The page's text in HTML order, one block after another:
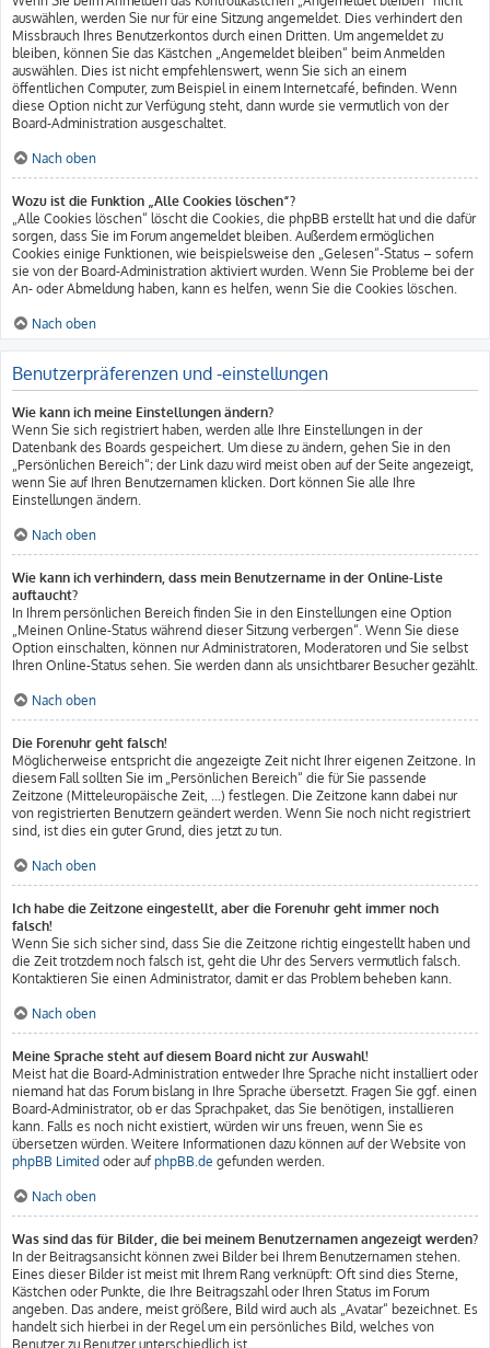
auswählen, werden Sie nur für eine Sitzung angemeldet. Dies verhindert den
Missbrauch Ihres Benutzerkontos durch einen Dritten. Um angemeldet zu
bleiben, können Sie das Kästchen „Angemeldet bleiben“ beim Anmelden
auswählen. Dies ist nicht empfehlenswert, wenn Sie sich an einem
öffentlichen Computer, zum Beispiel in einem Internetcafé, befinden. Wenn
diese Option nicht zur Verfügung steht, dann wurde sie vermutlich von der
Board-Administration ausgeschaltet.
Nach oben
Wozu ist die Funktion „Alle Cookies löschen“?
„Alle Cookies löschen“ löscht die Cookies, die phpBB erstellt hat und die dafür
sorgen, dass Sie im Forum angemeldet bleiben. Außerdem ermöglichen
Cookies einige Funktionen, wie beispielsweise den „Gelesen“-Status – sofern
sie von der Board-Administration aktiviert wurden. Wenn Sie Probleme bei der
An- oder Abmeldung haben, kann es helfen, wenn Sie die Cookies löschen.
Nach oben
Benutzerpräferenzen und -einstellungen
Wie kann ich meine Einstellungen ändern?
Wenn Sie sich registriert haben, werden alle Ihre Einstellungen in der
Datenbank des Boards gespeichert. Um diese zu ändern, gehen Sie in den
„Persönlichen Bereich“; der Link dazu wird meist oben auf der Seite angezeigt,
wenn Sie auf Ihren Benutzernamen klicken. Dort können Sie alle Ihre
Einstellungen ändern.
Nach oben
Wie kann ich verhindern, dass mein Benutzername in der Online-Liste
auftaucht?
In Ihrem persönlichen Bereich finden Sie in den Einstellungen eine Option
„Meinen Online-Status während dieser Sitzung verbergen“. Wenn Sie diese
Option einschalten, können nur Administratoren, Moderatoren und Sie selbst
Ihren Online-Status sehen. Sie werden dann als unsichtbarer Besucher gezählt.
Nach oben
Die Forenuhr geht falsch!
Möglicherweise entspricht die angezeigte Zeit nicht Ihrer eigenen Zeitzone. In
diesem Fall sollten Sie im „Persönlichen Bereich“ die für Sie passende
Zeitzone (Mitteleuropäische Zeit, ...) festlegen. Die Zeitzone kann dabei nur
von registrierten Benutzern geändert werden. Wenn Sie noch nicht registriert
sind, ist dies ein guter Grund, dies jetzt zu tun.
Nach oben
Ich habe die Zeitzone eingestellt, aber die Forenuhr geht immer noch
falsch!
Wenn Sie sich sicher sind, dass Sie die Zeitzone richtig eingestellt haben und
die Zeit trotzdem noch falsch ist, geht die Uhr des Servers vermutlich falsch.
Kontaktieren Sie einen Administrator, damit er das Problem beheben kann.
Nach oben
Meine Sprache steht auf diesem Board nicht zur Auswahl!
Meist hat die Board-Administration entweder Ihre Sprache nicht installiert oder
niemand hat das Forum bislang in Ihre Sprache übersetzt. Fragen Sie ggf. einen
Board-Administrator, ob er das Sprachpaket, das Sie benötigen, installieren
kann. Falls es noch nicht existiert, würden wir uns freuen, wenn Sie es
übersetzen würden. Weitere Informationen dazu können auf der Website von
phpBB Limited oder auf phpBB.de gefunden werden.
Nach oben
Was sind das für Bilder, die bei meinem Benutzernamen angezeigt werden?
In der Beitragsansicht können zwei Bilder bei Ihrem Benutzernamen stehen.
Eines dieser Bilder ist meist mit Ihrem Rang verknüpft: Oft sind dies Sterne,
Kästchen oder Punkte, die Ihre Beitragszahl oder Ihren Status im Forum
angeben. Das andere, meist größere, Bild wird auch als „Avatar“ bezeichnet. Es
handelt sich hierbei in der Regel um ein persönliches Bild, welches von
Benutzer zu Benutzer unterschiedlich ist.